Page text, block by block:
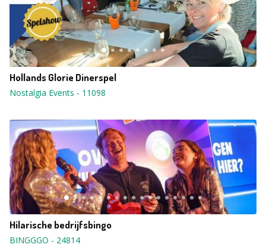
Hollands Glorie Dinerspel
Nostalgia Events - 11098
Hilarische bedrijfsbingo
BINGGGO - 24814